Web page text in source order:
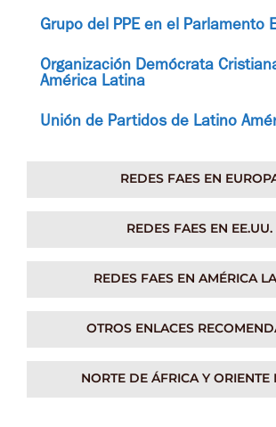
Grupo del PPE en el Parlamento
Organización Demócrata
América Latina
Unión de Partidos de Latino
REDES FAES EN
REDES FAES EN EE.UU.
REDES FAES EN AMÉRICA
OTROS ENLACES
NORTE DE ÁFRICA Y ORIENTE